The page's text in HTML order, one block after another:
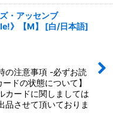
・アッセンブ
》【M】
[白/日本語]
の注意事項 -必ずお読
ドの状態について】
カードに関しましては
品させて頂いておりま